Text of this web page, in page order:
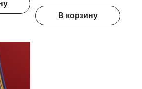
Eesti, info@suitsuandur.ee
В корзину